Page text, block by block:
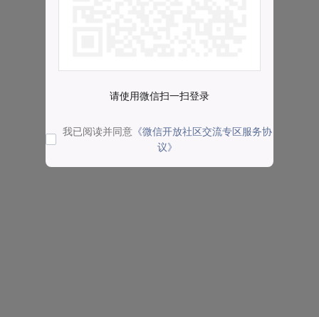
请使用微信扫一扫登录
我已阅读并同意 《微信开放社区交流专区服务协
议》